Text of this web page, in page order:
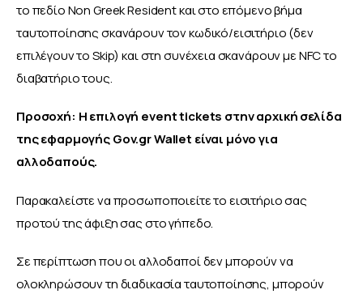
το πεδίο Non Greek Resident και στο επόμενο βήμα
ταυτοποίησης σκανάρουν τον κωδικό/εισιτήριο (δεν
επιλέγουν το Skip) και στη συνέχεια σκανάρουν με NFC το
διαβατήριο τους.
Προσοχή: Η επιλογή event tickets στην αρχική σελίδα
της εφαρμογής Gov.gr Wallet είναι μόνο για
αλλοδαπούς.
Παρακαλείστε να προσωποποιείτε το εισιτήριο σας
προτού της άφιξη σας στο γήπεδο.
Σε περίπτωση που οι αλλοδαποί δεν μπορούν να
ολοκληρώσουν τη διαδικασία ταυτοποίησης, μπορούν